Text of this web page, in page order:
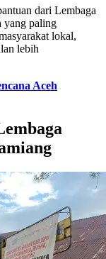
dari Lembaga
yang paling
lokal,
lebih
Aceh